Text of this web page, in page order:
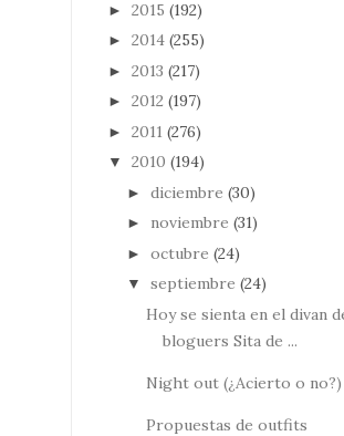
► 2015 (192)
► 2014 (255)
► 2013 (217)
► 2012 (197)
► 2011 (276)
▼ 2010 (194)
► diciembre (30)
► noviembre (31)
► octubre (24)
▼ septiembre (24)
Hoy se sienta en el divan
bloguers Sita de ...
Night out (¿Acierto o no?)
Propuestas de outfits